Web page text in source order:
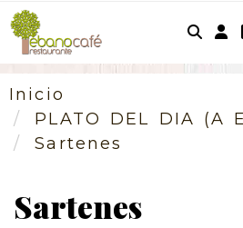
Inicio
PLATO DEL DIA (A
Sartenes
Sartenes